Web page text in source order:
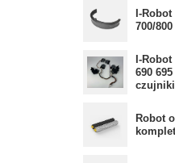
I-
700/
I-Robot
690
Robot